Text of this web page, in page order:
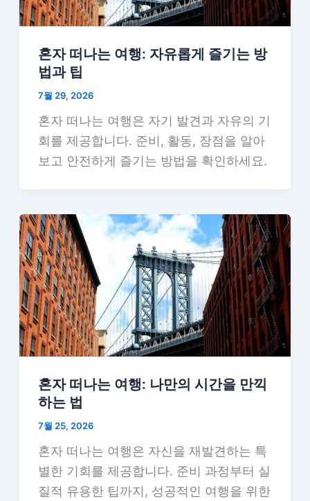
혼자 떠나는 여행: 자유롭게 즐기는 방
법과 팁
7월 29, 2026
혼자 떠나는 여행은 자기 발견과 자유의 기
회를 제공합니다. 준비, 활동, 장점을 알아
보고 안전하게 즐기는 방법을 확인하세요.
혼자 떠나는 여행: 나만의 시간을 만끽
하는 법
7월 25, 2026
혼자 떠나는 여행은 자신을 재발견하는 특
별한 기회를 제공합니다. 준비 과정부터 실
질적 유용한 팁까지, 성공적인 여행을 위한